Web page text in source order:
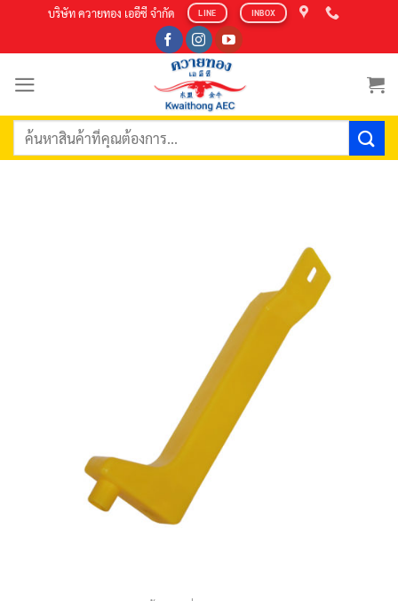
content
บริษัท ควายทอง เออีซี จำกัด LINE INBOX
ค้นหา: